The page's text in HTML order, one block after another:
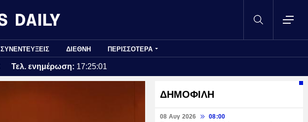
ΣΥΝΕΝΤΕΥΞΕΙΣ ΔΙΕΘΝΗ ΠΕΡΙΣΣΟΤΕΡΑ
Τελ. ενημέρωση: 17:25:01
ΔΗΜΟΦΙΛΗ
08 Αυγ 2026 08:00